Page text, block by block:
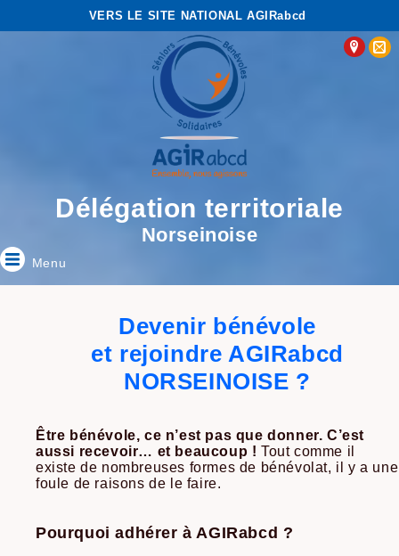
VERS LE SITE NATIONAL AGIRabcd
Délégation territoriale
Norseinoise
Menu
Devenir bénévole
et rejoindre AGIRabcd
NORSEINOISE ?
Être bénévole, ce n’est pas que donner. C’est
aussi recevoir… et beaucoup ! Tout comme il
existe de nombreuses formes de bénévolat, il y a une
foule de raisons de le faire.
Pourquoi adhérer à AGIRabcd ?